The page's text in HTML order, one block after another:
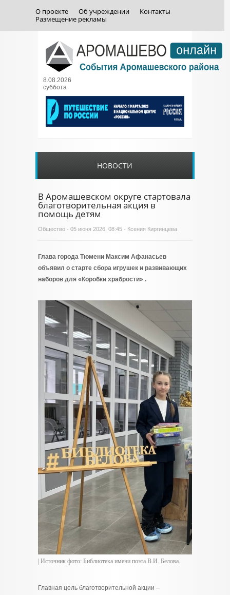
О проекте Об учреждении
Контакты
Размещение рекламы
8.08.2026
суббота
НОВОСТИ
В Аромашевском округе стартовала
благотворительная акция в
помощь детям
Общество - 05 июня 2026, 08:45 - Ксения Киргинцева
Глава города Тюмени Максим Афанасьев
объявил о старте сбора игрушек и развивающих
наборов для «Коробки храбрости» .
| Источник фото: Библиотека имени поэта В.И. Белова.
Главная цель благотворительной акции –